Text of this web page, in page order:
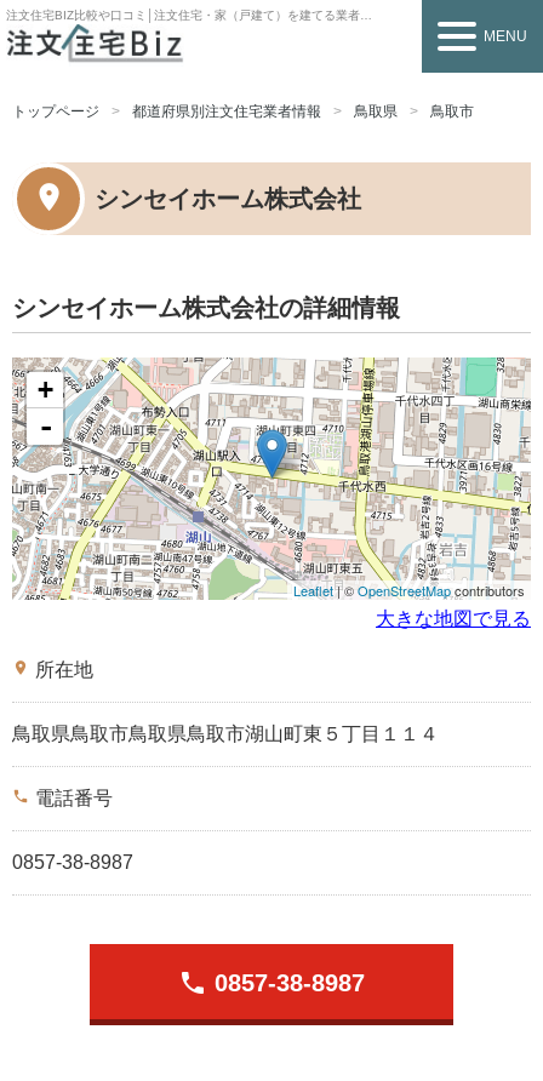
注文住宅BIZ比較や口コミ│注文住宅・家（戸建て）を建てる業者を探すなら
MENU
トップページ 都道府県別注文住宅業者情報 鳥取県 鳥取市
シンセイホーム株式会社
シンセイホーム株式会社の詳細情報
+
-
Leaflet| ©OpenStreetMapcontributors
大きな地図で見る
place 所在地
鳥取県鳥取市鳥取県鳥取市湖山町東５丁目１１４
phone 電話番号
0857-38-8987
phone 0857-38-8987